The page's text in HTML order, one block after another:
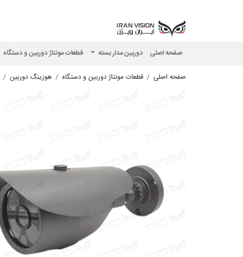
صفحه اصلی دوربین مدار بسته قطعات مونتاژ دوربین و دستگاه
صفحه اصلی قطعات مونتاژ دوربین و دستگاه هوزینگ دوربین